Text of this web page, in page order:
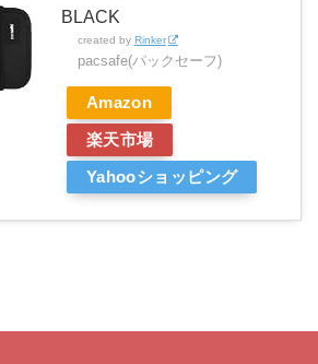
BLACK
created by Rinker
pacsafe(パックセーフ)
Amazon
楽天市場
Yahooショッピング